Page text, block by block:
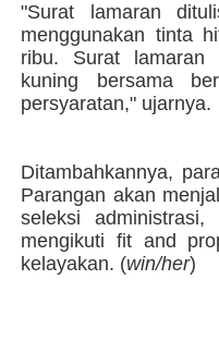
"Surat lamaran
menggunakan tinta
ribu. Surat lamaran
kuning bersama
persyaratan," ujarnya.
Ditambahkannya,
Parangan akan
seleksi
mengikuti fit and
kelayakan. (win/her)